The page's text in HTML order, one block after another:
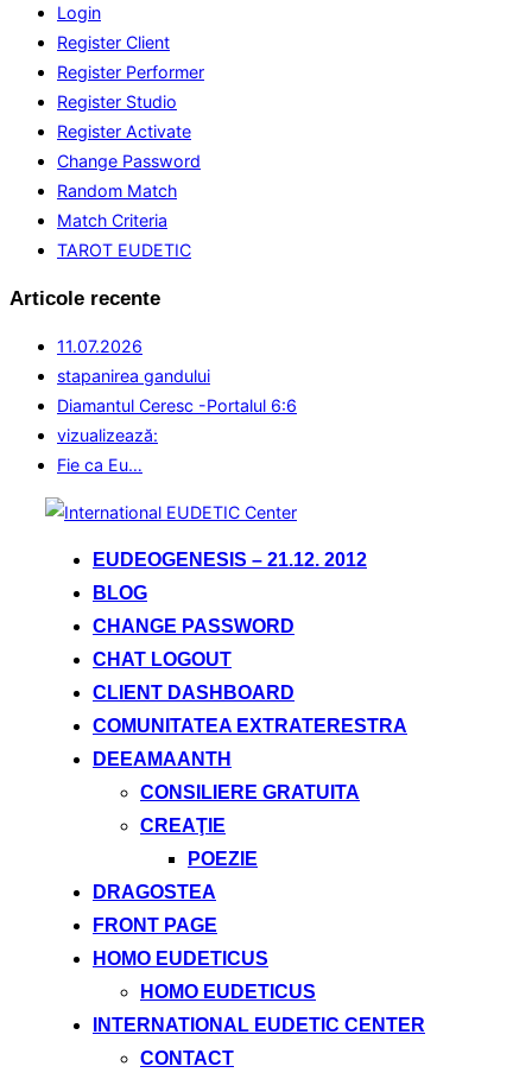
Login
Register Client
Register Performer
Register Studio
Register Activate
Change Password
Random Match
Match Criteria
TAROT EUDETIC
Articole recente
11.07.2026
stapanirea gandului
Diamantul Ceresc -Portalul 6:6
vizualizează:
Fie ca Eu…
EUDEOGENESIS – 21.12. 2012
BLOG
CHANGE PASSWORD
CHAT LOGOUT
CLIENT DASHBOARD
COMUNITATEA EXTRATERESTRA
DEEAMAANTH
CONSILIERE GRATUITA
CREAŢIE
POEZIE
DRAGOSTEA
FRONT PAGE
HOMO EUDETICUS
HOMO EUDETICUS
INTERNATIONAL EUDETIC CENTER
CONTACT